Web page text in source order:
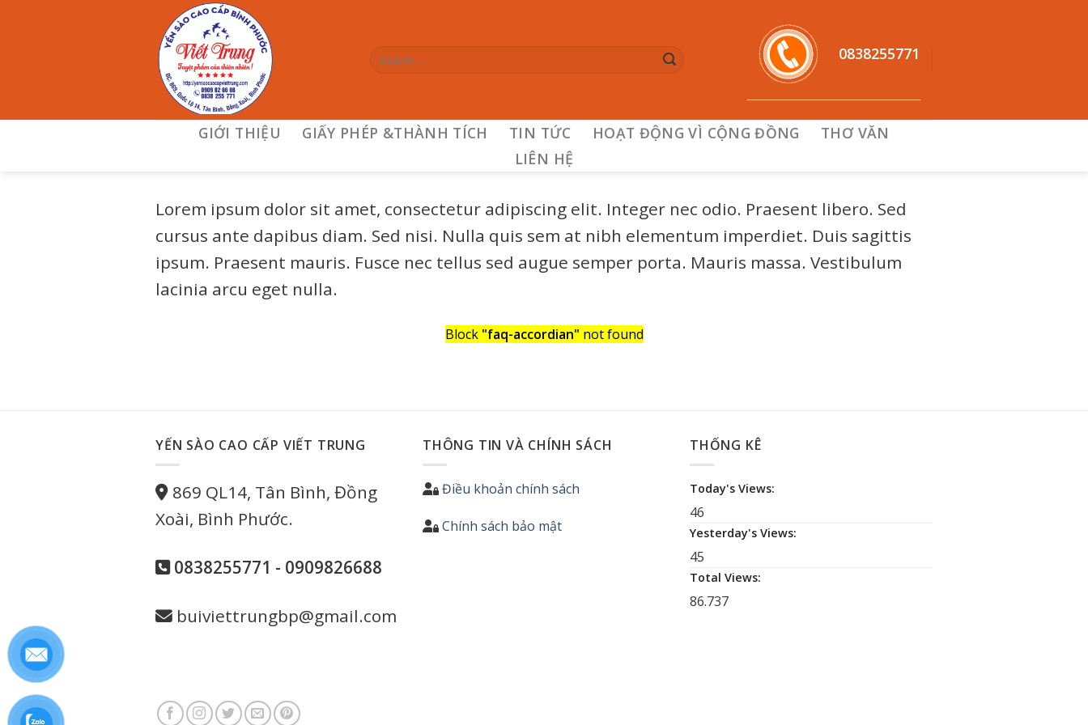
0838255771
GIỚI THIỆU GIẤY PHÉP &THÀNH TÍCH TIN TỨC HOẠT ĐỘNG VÌ CỘNG ĐỒNG
THƠ VĂN
LIÊN HỆ
Lorem ipsum dolor sit amet, consectetur adipiscing elit. Integer nec odio. Praesent libero. Sed
cursus ante dapibus diam. Sed nisi. Nulla quis sem at nibh elementum imperdiet. Duis sagittis
ipsum. Praesent mauris. Fusce nec tellus sed augue semper porta. Mauris massa. Vestibulum
lacinia arcu eget nulla.
Block "faq-accordian" not found
YẾN SÀO CAO CẤP VIẾT TRUNG
869 QL14, Tân Bình, Đồng
Xoài, Bình Phước.
0838255771 - 0909826688
buiviettrungbp@gmail.com
THÔNG TIN VÀ CHÍNH SÁCH
Điều khoản chính sách
Chính sách bảo mật
THỐNG KÊ
Today's Views:
46
Yesterday's Views:
45
Total Views:
86.737